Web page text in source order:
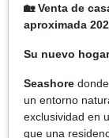
🏡 Venta de
aproximada
Su nuevo
Seashore
un entorno
exclusividad en
que una